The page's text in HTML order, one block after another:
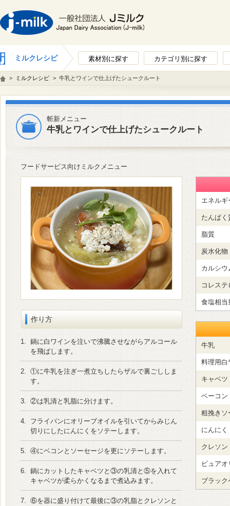
ミルクレシピ 素材別に探す カテゴリ別に探す
> ミルクレシピ > 牛乳とワインで仕上げたシュークルート
斬新メニュー
牛乳とワインで仕上げたシュークルート
フードサービス向けミルクメニュー
作り方
1. 鍋に白ワインを注いで沸騰させながらアルコール
を飛ばします。
2. ①に牛乳を注ぎ一煮立ちしたらザルで裏ごししま
す。
3. ②は乳清と乳脂に分けます。
4.
フライパンにオリーブオイルを引いてからみじん
切りにしたにんにくをソテーします。
5. ④にベコンとソーセージを更にソテーします。
6. 鍋にカットしたキャベツと③の乳清と⑤を入れて
キャベツが柔らかくなるまで煮込みます。
7. ⑥を器に盛り付けて最後に③の乳脂とクレソンと
エネルギ
たんぱく
脂質
炭水化物
カルシウ
コレステ
食塩相当
牛乳
料理用白
キャベツ
ベーコン
粗挽きソ
にんにく
クレソン
ピュア
ブラック